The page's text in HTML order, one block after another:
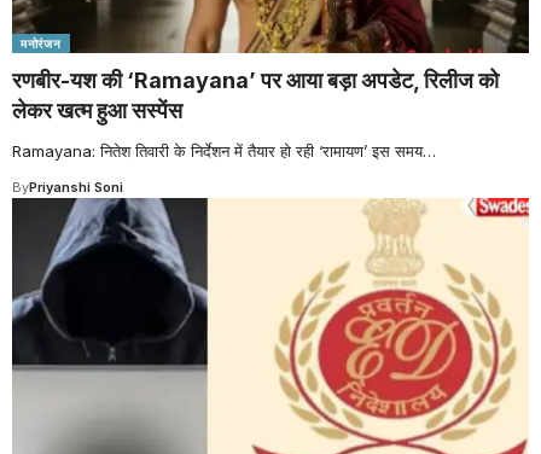
मनोरंजन
रणबीर-यश की ‘Ramayana’ पर आया बड़ा अपडेट, रिलीज को
लेकर खत्म हुआ सस्पेंस
Ramayana: नितेश तिवारी के निर्देशन में तैयार हो रही ‘रामायण’ इस समय…
ByPriyanshi Soni